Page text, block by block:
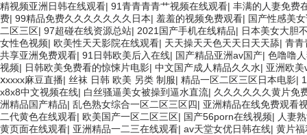
精视频亚洲日韩在线观看| 91青青青青艹视频在线观看| 丰满的人妻免费
费| 99精品免费久久久久久久久日本| 羞羞的视频免费观看| 国产性感美
二区三区| 97超碰在线资源总站| 2021国产手机在线精品| 日本美女大胆
女性色视频| 欧美性天天影院在线观看| 天天操天天色天天日天天舔| 青青
共享亚洲免费观看| 91日韩欧美后入在线| 国产精品亚洲av国产| 色噜噜
视频| 日韩欧美免费看的惊悚片电影| 中文国产成人精品久久水| 亚洲欧
ⅹxxxx麻豆直播| 丝袜 日韩 欧美 另类 制服| 精品一区二区三区日本电影|
x8x8中文视频在线| 白丝骚逼美女被操到逼水直流| 久久久久久久黄片免
洲精品国产精品| 乱色熟女综合一区二区三区四| 亚洲精品在线免费观看
二代黄色在线观看| 欧美国产一区二区三区| 国产56porn在线视频| 人妻
黄页面在线观看| 亚洲精品一二三在线观看| av天堂女优日韩在线| 黄片